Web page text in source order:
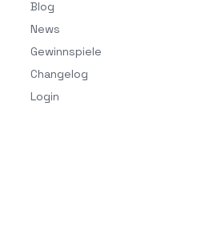
Blog
News
Gewinnspiele
Changelog
Login